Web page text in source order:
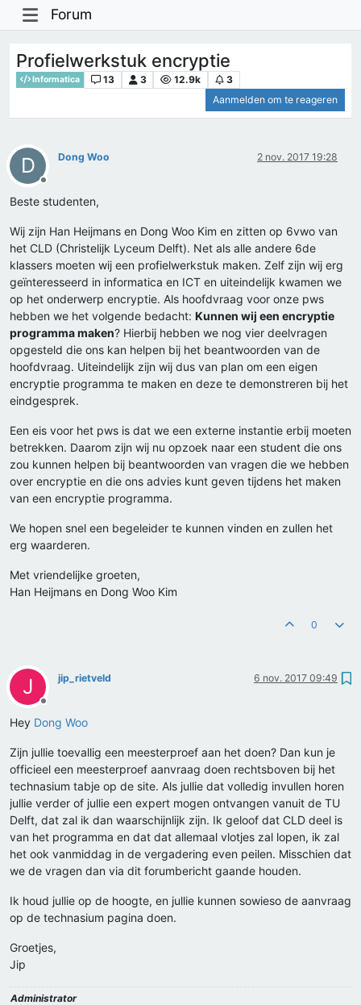
Forum
Profielwerkstuk encryptie
Informatica 13 3 12.9k
3
Aanmelden om te reageren
D
Offline
Dong Woo 2 nov. 2017 19:28
Beste studenten,
Wij zijn Han Heijmans en Dong Woo Kim en zitten op 6vwo van
het CLD (Christelijk Lyceum Delft). Net als alle andere 6de
klassers moeten wij een profielwerkstuk maken. Zelf zijn wij erg
geïnteresseerd in informatica en ICT en uiteindelijk kwamen we
op het onderwerp encryptie. Als hoofdvraag voor onze pws
hebben we het volgende bedacht: Kunnen wij een encryptie
programma maken? Hierbij hebben we nog vier deelvragen
opgesteld die ons kan helpen bij het beantwoorden van de
hoofdvraag. Uiteindelijk zijn wij dus van plan om een eigen
encryptie programma te maken en deze te demonstreren bij het
eindgesprek.
Een eis voor het pws is dat we een externe instantie erbij moeten
betrekken. Daarom zijn wij nu opzoek naar een student die ons
zou kunnen helpen bij beantwoorden van vragen die we hebben
over encryptie en die ons advies kunt geven tijdens het maken
van een encryptie programma.
We hopen snel een begeleider te kunnen vinden en zullen het
erg waarderen.
Met vriendelijke groeten,
Han Heijmans en Dong Woo Kim
0
J
Offline
jip_rietveld 6 nov. 2017 09:49
Hey Dong Woo
Zijn jullie toevallig een meesterproef aan het doen? Dan kun je
officieel een meesterproef aanvraag doen rechtsboven bij het
technasium tabje op de site. Als jullie dat volledig invullen horen
jullie verder of jullie een expert mogen ontvangen vanuit de TU
Delft, dat zal ik dan waarschijnlijk zijn. Ik geloof dat CLD deel is
van het programma en dat dat allemaal vlotjes zal lopen, ik zal
het ook vanmiddag in de vergadering even peilen. Misschien dat
we de vragen dan via dit forumbericht gaande houden.
Ik houd jullie op de hoogte, en jullie kunnen sowieso de aanvraag
op de technasium pagina doen.
Groetjes,
Jip
Administrator